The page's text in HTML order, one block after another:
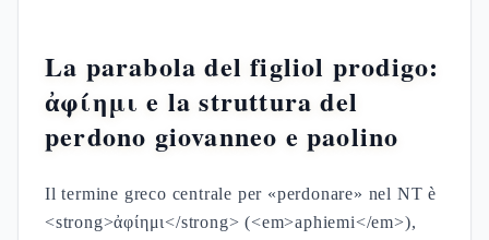
La parabola del figliol prodigo:
ἀφίημι e la struttura del
perdono giovanneo e paolino
Il termine greco centrale per «perdonare» nel NT è
<strong>ἀφίημι</strong> (<em>aphiemi</em>),